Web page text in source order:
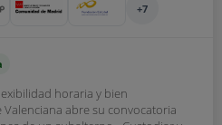
+7
horaria y bien
abre su convocatoria